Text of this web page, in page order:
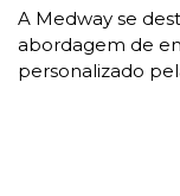
A Medway se
abordagem de
personalizado